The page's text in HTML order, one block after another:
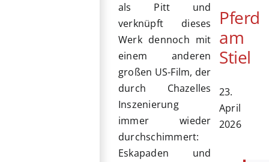
als Pitt und
verknüpft dieses
Werk dennoch mit
einem anderen
großen US-Film, der
durch Chazelles
Inszenierung
immer wieder
durchschimmert:
Eskapaden und
Pferd
am
Stiel
23.
April
2026